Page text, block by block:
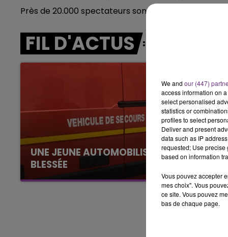
6h00 - 10h00
Près de 20.000 spectateurs sont attendus.
FIL D'ACTUS
UNE JEUNE AUTOMOBILISTE GRIÈVEMENT
BLESSÉE
Une automobiliste s'est retrouvée piégée dans
son véhicule après une collision avec un poids
lourd. Très grièvement blessée, la jeune femme
We and our (447)
access information on
select personalised
statistics or
profiles to select
Deliver and present
data such as IP
requested; Use precise
based on information
Vous pouvez accepter
mes choix". Vous
ce site. Vous pouvez
bas de chaque page.